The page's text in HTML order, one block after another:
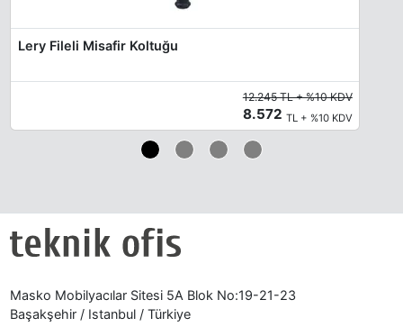
Lery Fileli Misafir Koltuğu
12.245 TL + %10 KDV
8.572 TL + %10 KDV
Masko Mobilyacılar Sitesi 5A Blok No:19-21-23
Başakşehir / Istanbul / Türkiye